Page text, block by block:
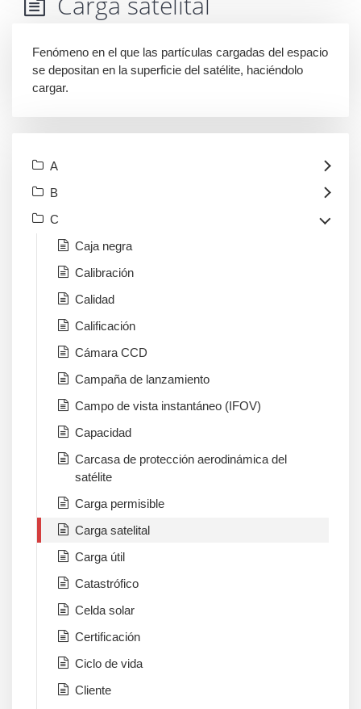
Fenómeno en el que las partículas cargadas del espacio
se depositan en la superficie del satélite, haciéndolo
cargar.
A
B
C
Caja negra
Calibración
Calidad
Calificación
Cámara CCD
Campaña de lanzamiento
Campo de vista instantáneo (IFOV)
Capacidad
Carcasa de protección aerodinámica del
satélite
Carga permisible
Carga satelital
Carga útil
Catastrófico
Celda solar
Certificación
Ciclo de vida
Cliente